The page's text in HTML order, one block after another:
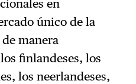
en
único de la
manera
finlandeses, los
los neerlandeses,